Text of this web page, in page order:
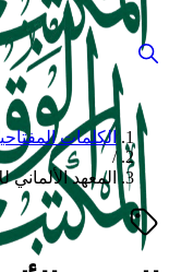
الكلمات
/
المعهد